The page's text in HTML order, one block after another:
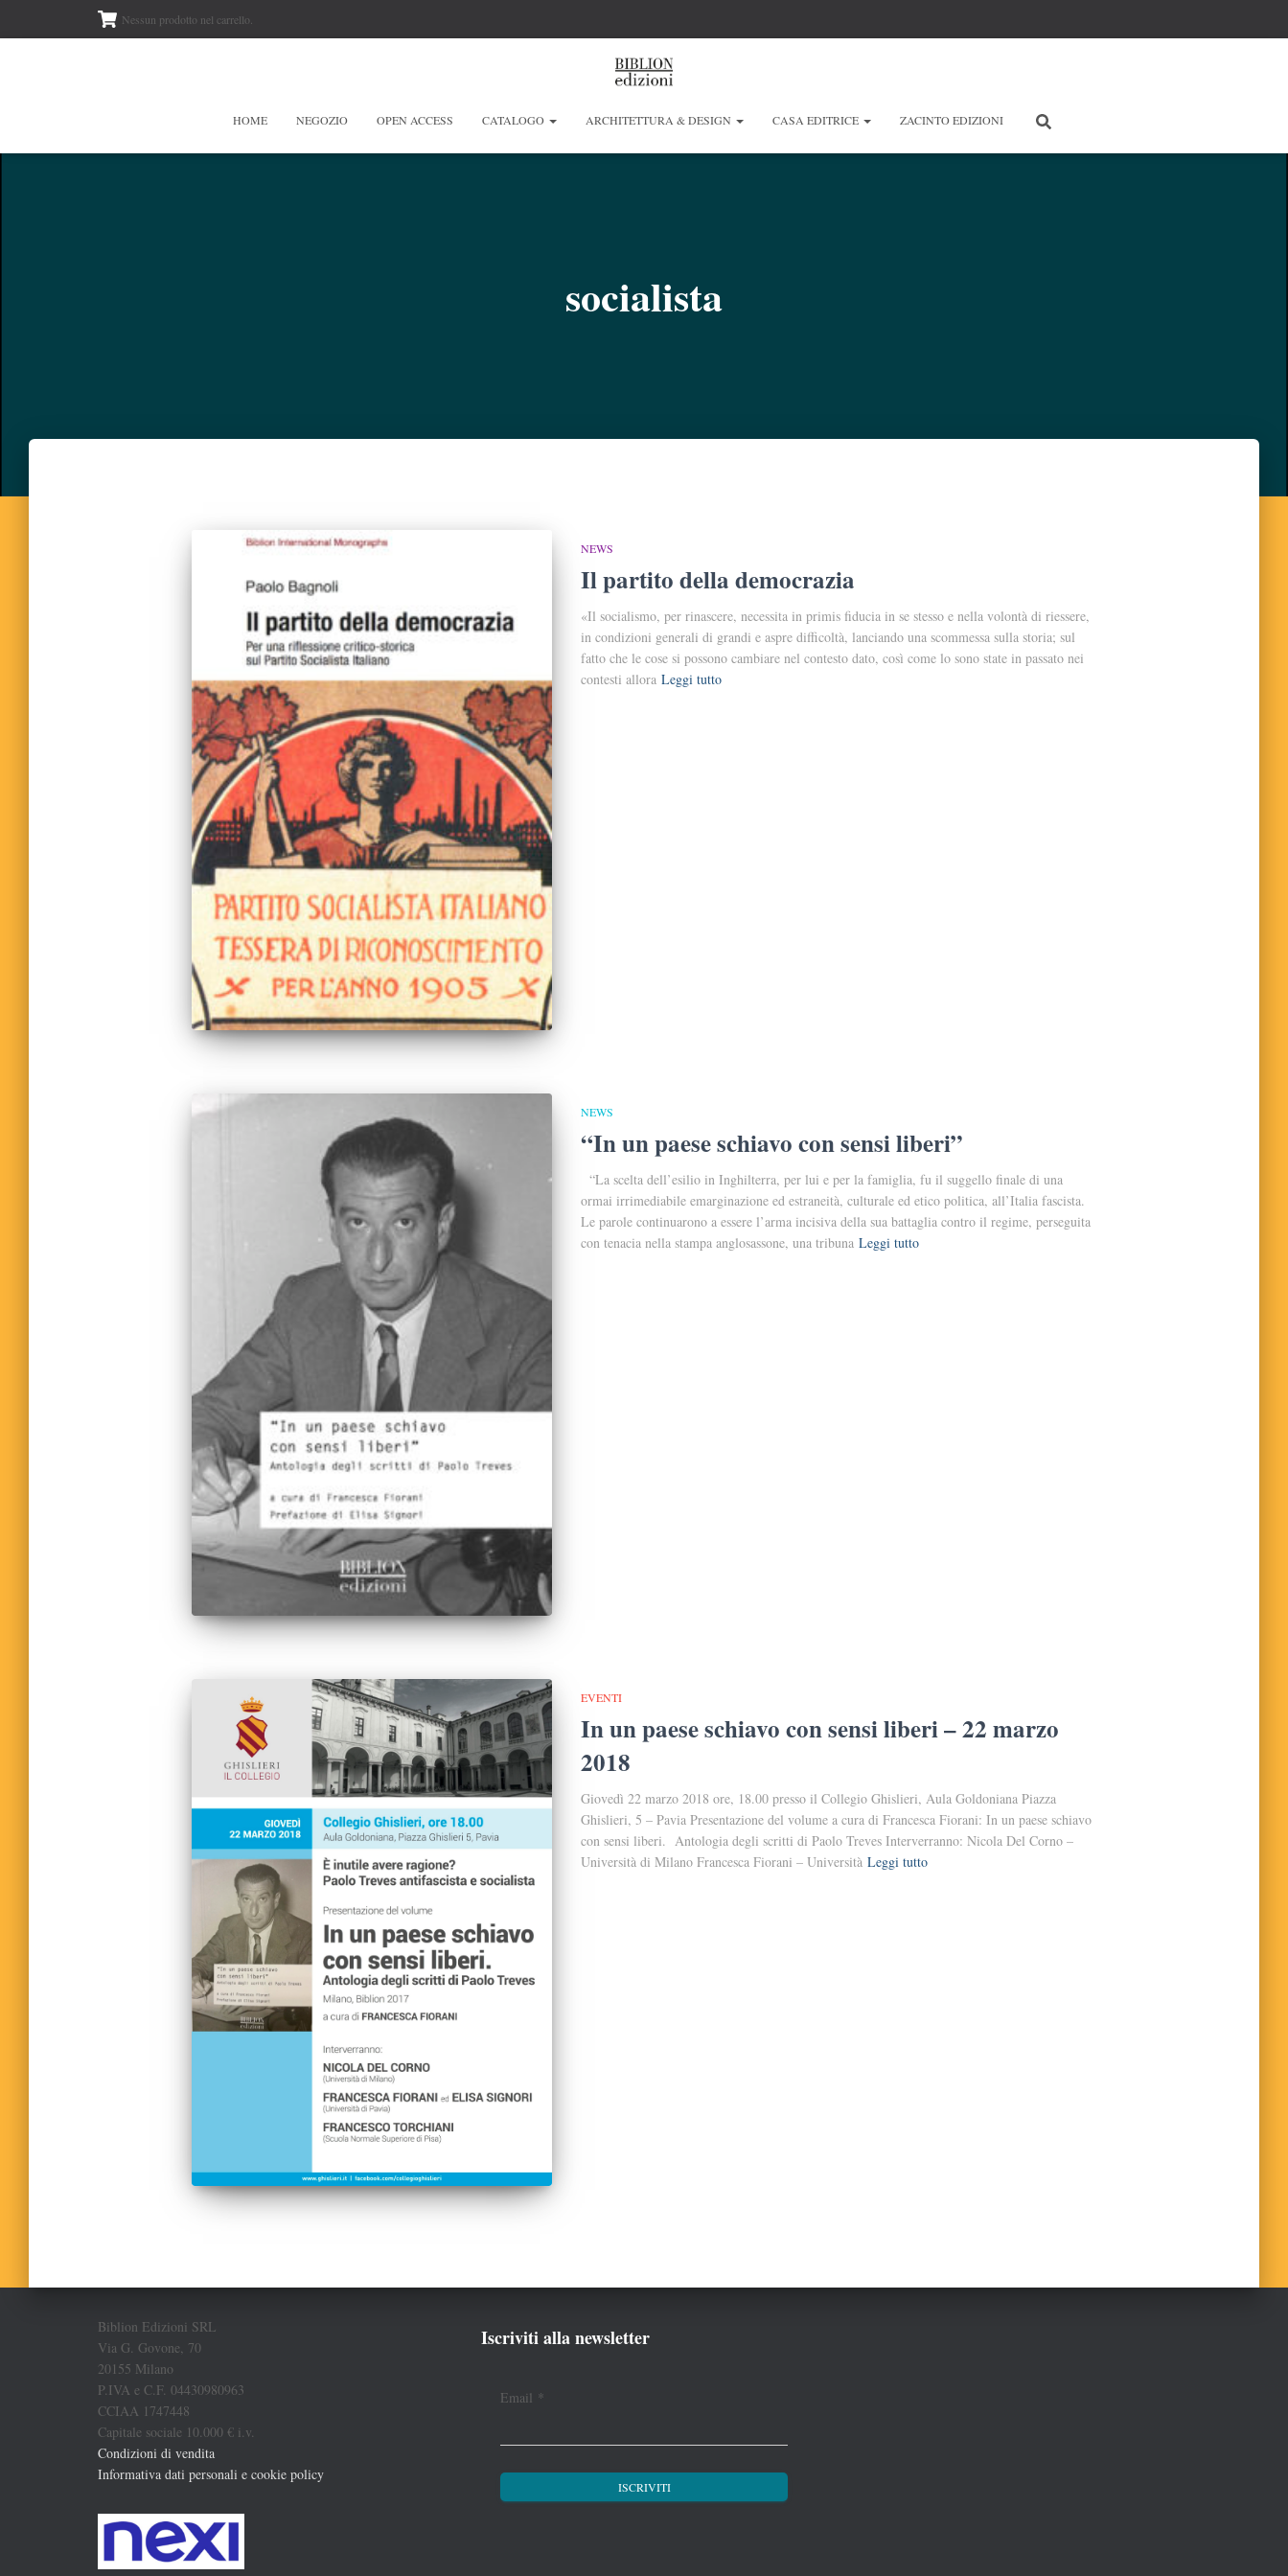
Nessun prodotto nel carrello.
HOME NEGOZIO OPEN ACCESS CATALOGO ARCHITETTURA & DESIGN CASA EDITRICE ZACINTO EDIZIONI
socialista
NEWS
Il partito della democrazia
«Il socialismo, per rinascere, necessita in primis fiducia in se stesso e nella volontà di riessere,
in condizioni generali di grandi e aspre difficoltà, lanciando una scommessa sulla storia; sul
fatto che le cose si possono cambiare nel contesto dato, così come lo sono state in passato nei
contesti allora Leggi tutto
NEWS
“In un paese schiavo con sensi liberi”
“La scelta dell’esilio in Inghilterra, per lui e per la famiglia, fu il suggello finale di una
ormai irrimediabile emarginazione ed estraneità, culturale ed etico politica, all’Italia fascista.
Le parole continuarono a essere l’arma incisiva della sua battaglia contro il regime, perseguita
con tenacia nella stampa anglosassone, una tribuna Leggi tutto
EVENTI
In un paese schiavo con sensi liberi – 22 marzo
2018
Giovedì 22 marzo 2018 ore, 18.00 presso il Collegio Ghislieri, Aula Goldoniana Piazza
Ghislieri, 5 – Pavia Presentazione del volume a cura di Francesca Fiorani: In un paese schiavo
con sensi liberi. Antologia degli scritti di Paolo Treves Interverranno: Nicola Del Corno –
Università di Milano Francesca Fiorani – Università Leggi tutto
Biblion Edizioni SRL
Via G. Govone, 70
20155 Milano
P.IVA e C.F. 04430980963
CCIAA 1747448
Capitale sociale 10.000 € i.v.
Condizioni di vendita
Informativa dati personali e cookie policy
Iscriviti alla newsletter
Email *